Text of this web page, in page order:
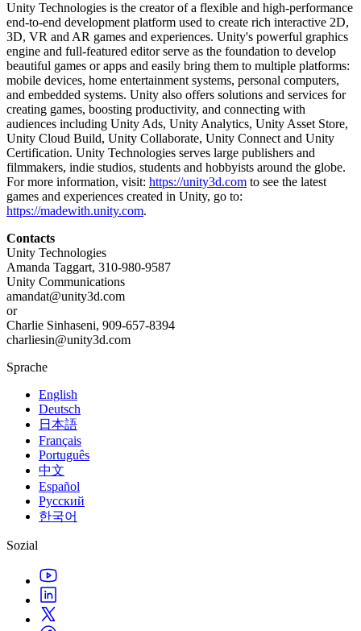
Unity Technologies is the creator of a flexible and high-performance
end-to-end development platform used to create rich interactive 2D,
3D, VR and AR games and experiences. Unity's powerful graphics
engine and full-featured editor serve as the foundation to develop
beautiful games or apps and easily bring them to multiple platforms:
mobile devices, home entertainment systems, personal computers,
and embedded systems. Unity also offers solutions and services for
creating games, boosting productivity, and connecting with
audiences including Unity Ads, Unity Analytics, Unity Asset Store,
Unity Cloud Build, Unity Collaborate, Unity Connect and Unity
Certification. Unity Technologies serves large publishers and
filmmakers, indie studios, students and hobbyists around the globe.
For more information, visit: https://unity3d.com to see the latest
games and experiences created in Unity, go to:
https://madewith.unity.com.
Contacts
Unity Technologies
Amanda Taggart, 310-980-9587
Unity Communications
amandat@unity3d.com
or
Charlie Sinhaseni, 909-657-8394
charliesin@unity3d.com
Sprache
English
Deutsch
日本語
Français
Português
中文
Español
Русский
한국어
Sozial